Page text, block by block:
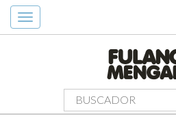
Toggle
navigation
TEEN>TOALLON